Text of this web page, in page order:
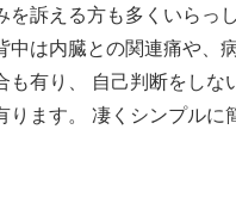
を訴える方も多くいらっ
中は内臓との関連痛や、
も有り、 自己判断をしな
ります。 凄くシンプルに